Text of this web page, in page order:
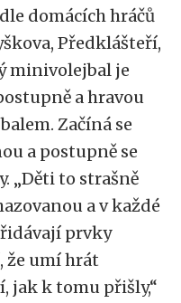
domácích hráčů
Předklášteří,
minivolejbal je
a hravou
Začíná se
a postupně se
„Děti to strašně
a v každé
prvky
že umí hrát
jak k tomu přišly,“